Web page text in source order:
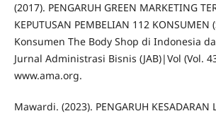
(2017). PENGARUH GREEN MARKETING
KEPUTUSAN PEMBELIAN 112 KONSUMEN
Konsumen The Body Shop di Indonesia
Jurnal Administrasi Bisnis (JAB)|Vol (Vol.
www.ama.org.
Mawardi. (2023). PENGARUH KESADARAN